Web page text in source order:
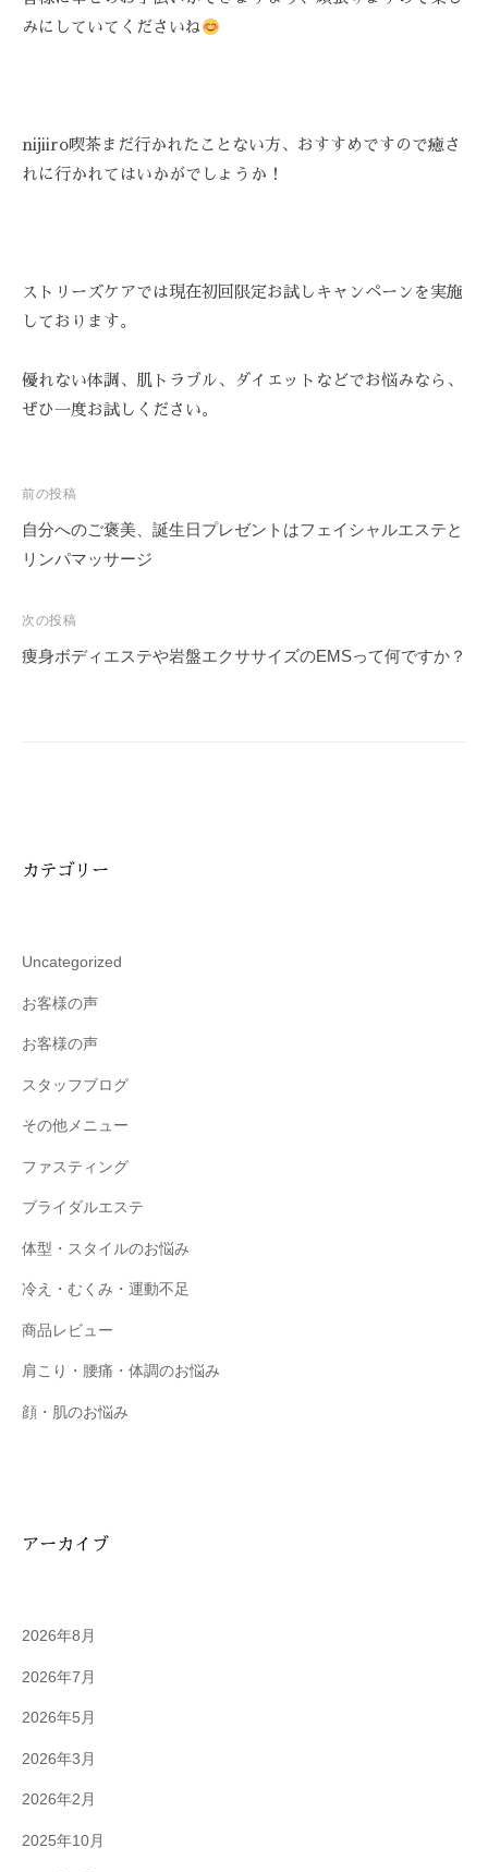
みにしていてくださいね
nijiiro喫茶まだ行かれたことない方、おすすめですので癒さ
れに行かれてはいかがでしょうか！
ストリーズケアでは現在初回限定お試しキャンペーンを実施
しております。
優れない体調、肌トラブル、ダイエットなどでお悩みなら、
ぜひ一度お試しください。
投
稿
ナ
ゲ
ー
前の投稿
自分へのご褒美、誕生日プレゼントはフェイシャルエステと
リンパマッサージ
次の投稿
痩身ボディエステや岩盤エクササイズのEMSって何ですか？
カテゴリー
Uncategorized
お客様の声
お客様の声
スタッフブログ
その他メニュー
ファスティング
ブライダルエステ
体型・スタイルのお悩み
冷え・むくみ・運動不足
商品レビュー
肩こり・腰痛・体調のお悩み
顔・肌のお悩み
アーカイブ
2026年8月
2026年7月
2026年5月
2026年3月
2026年2月
2025年10月